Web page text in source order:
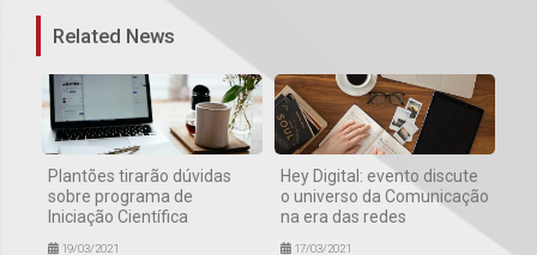
Related News
Plantões tirarão dúvidas
sobre programa de
Iniciação Científica
19/03/2021
Hey Digital: evento discute
o universo da Comunicação
na era das redes
17/03/2021